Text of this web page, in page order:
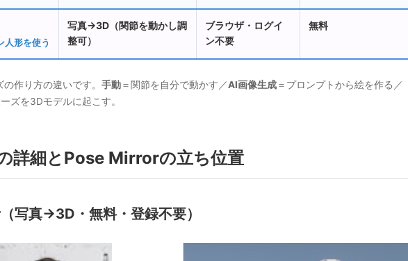
人形を使う
写真→3D（関節を動かし調
整可）
ブラウザ・ログイ
ン不要
無料
作り方の違いです。 手動＝関節を自分で動かす／AI画像生成＝プロンプトから絵を作る／
ズを3Dモデルに起こす。
詳細とPose Mirrorの立ち位置
写真→3D・無料・登録不要）